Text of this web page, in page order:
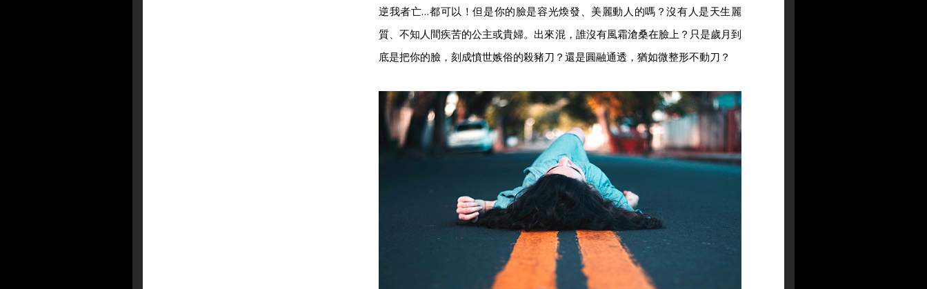
逆我者亡…都可以！但是你的臉是容光煥發、美麗動人的嗎？沒有人是天生麗
質、不知人間疾苦的公主或貴婦。出來混，誰沒有風霜滄桑在臉上？只是歲月到
底是把你的臉，刻成憤世嫉俗的殺豬刀？還是圓融通透，猶如微整形不動刀？